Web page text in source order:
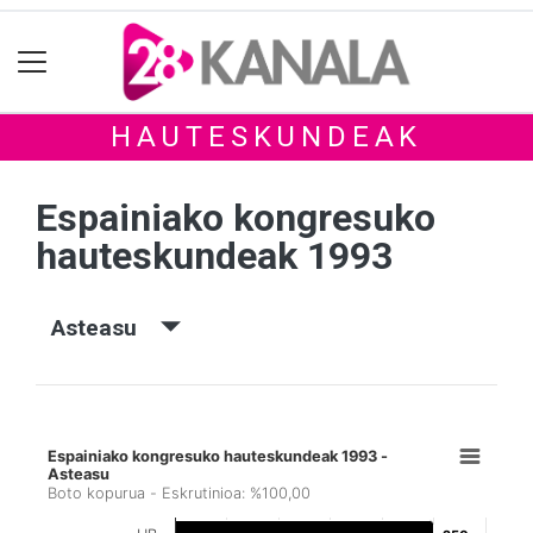
HAUTESKUNDEAK
Espainiako kongresuko
hauteskundeak 1993
Asteasu
Espainiako kongresuko hauteskundeak 1993 -
Asteasu
Boto kopurua - Eskrutinioa: %100,00